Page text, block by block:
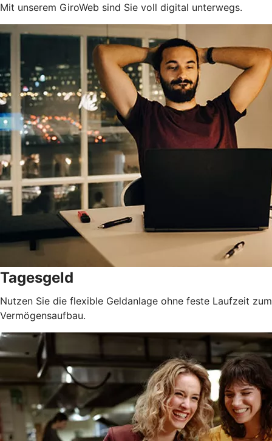
Mit unserem GiroWeb sind Sie voll digital unterwegs.
Tagesgeld
Nutzen Sie die flexible Geldanlage ohne feste Laufzeit zum
Vermögensaufbau.